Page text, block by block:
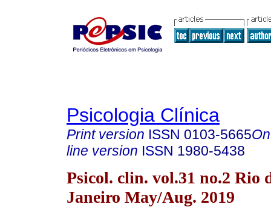
Psicologia Clínica
Print version ISSN 0103-5665
line version ISSN 1980-5438
Psicol. clin. vol.31 no.2 Rio
Janeiro May/Aug. 2019